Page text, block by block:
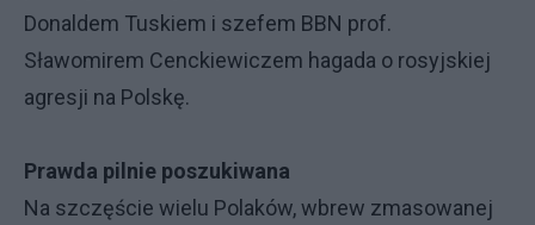
Donaldem Tuskiem i szefem BBN prof.
Sławomirem Cenckiewiczem hagada o rosyjskiej
agresji na Polskę.
Prawda pilnie poszukiwana
Na szczęście wielu Polaków, wbrew zmasowanej